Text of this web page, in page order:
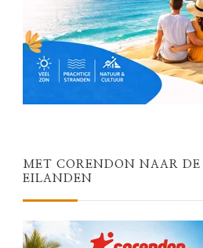
MET CORENDON NAAR
EILANDEN